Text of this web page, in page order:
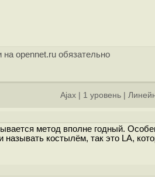
на opennet.ru обязательно
Ajax 1 уровень
метод вполне годный.
костылём, так это LA,